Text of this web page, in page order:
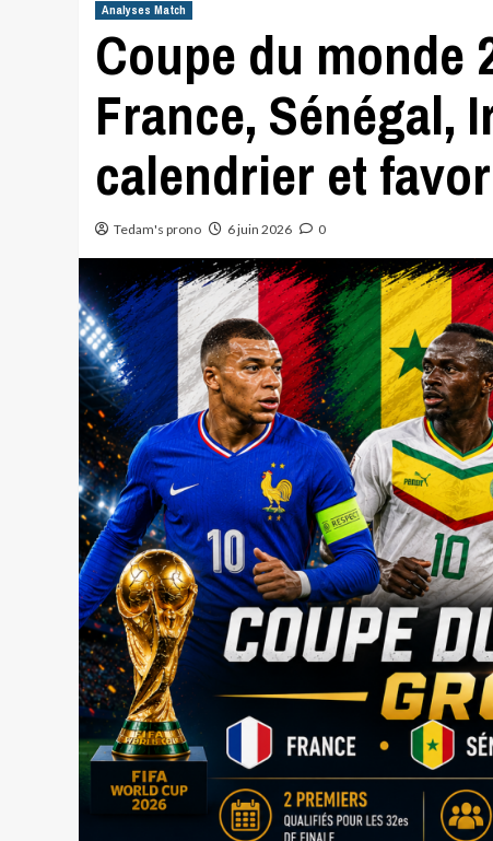
Analyses Match
Coupe du monde
France, Sénégal,
calendrier et
Tedam's prono 6 juin 2026 0